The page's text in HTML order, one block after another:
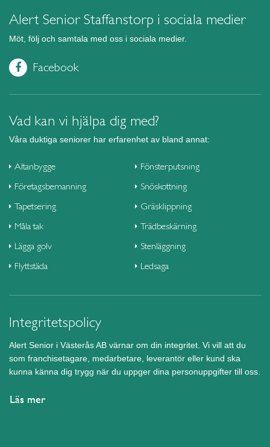
Alert Senior Staffanstorp i sociala medier
Möt, följ och samtala med oss i sociala medier.
Facebook
Vad kan vi hjälpa dig med?
Våra duktiga seniorer har erfarenhet av bland annat:
Altanbygge
Företagsbemanning
Tapetsering
Måla tak
Lägga golv
Flyttstäda
Fönsterputsning
Snöskottning
Gräsklippning
Trädbeskärning
Stenläggning
Ledsaga
Integritetspolicy
Alert Senior i Västerås AB värnar om din integritet. Vi vill att du
som franchisetagare, medarbetare, leverantör eller kund ska
kunna känna dig trygg när du uppger dina personuppgifter till oss.
Läs mer